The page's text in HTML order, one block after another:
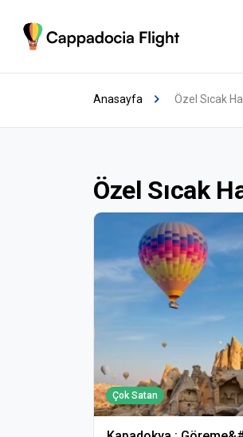
Anasayfa Özel Sıcak
Özel Sıcak
Çok Satan